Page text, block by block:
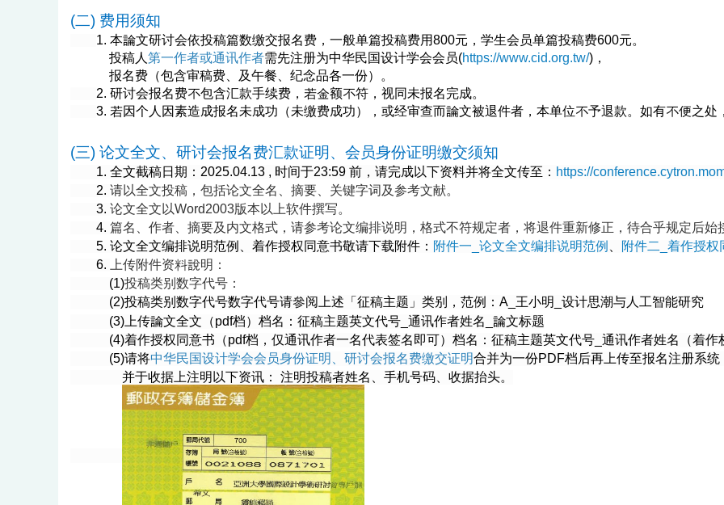
(二) 费用须知
1. 本論文研讨会依投稿篇数缴交报名费，一般单篇投稿费用800元，学生会员单篇投稿费600元。
投稿人 第一作者或通讯作者需先注册为中华民国设计学会会员(https://www.cid.org.tw/)，
报名费（包含审稿费、及午餐、纪念品各一份）
。
2. 研讨会报名费不包含汇款手续费，若金额不符，视同未报名完成。
3. 若因个人因素造成报名未成功（未缴费成功），或经审查而論文被退件者，本单位不予退款。如有不便之处
(三) 论文全文、 研讨会报名费汇款证明 、 会员身份证明缴交须知
1. 全文截稿日期 ： 2025.04.13 , 时间于23:59 前，请完成以下资料并将全文传至 ： https://
2. 请以全文投稿，包括论文全名、摘要、关键字词及参考文献。
3. 论文全文以Word2003版本以上软件撰写。
4. 篇名、作者、摘要及内文格式，请参考论文编排说明，格式不符规定者，将退件重新修正，待合乎规定后始
5. 论文全文编排说明范例、 着作授权同意书敬请下载附件： 附件一_论文全文编排说明范例
附件二_着作授权
6.
上传附件资料說明：
(1)投稿类别数字代号：
(2)投稿类别数字代号数字代号请參阅上述 「 征稿主题 」 类别
，范例：A_王小明_设计思潮与人工智能研究
(3)上传論文全文（pdf档）档名： 征稿主题英文代号_ 通讯作者姓名_論文标题
(4)着作授权同意书（pdf档，仅通讯作者一名代表签名即可）档名： 征稿主题英文代号_ 通讯作者姓名（着作
(5)请将中华民国设计学会会员身份证明、研讨会报名费缴交证明合并为一份PDF档后再上传至报名注册系统
并于收据上注明以下资讯： 注明投稿者姓名、手机号码、收据抬头。